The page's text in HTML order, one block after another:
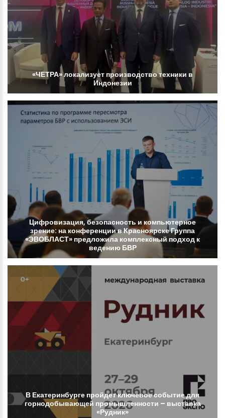
«ЧЕТРА»локализует производствотехники в
Индонезии
Цифровизация, безопасность и компьютерное
зрение: на конференциивКрасноярскеГруппа
«ЭВОБЛАСТ» предложила комплексный подход к
ведению БВР
В Екатеринбурге пройдетключевоесобытиедля
горнодобывающей промышленности – выставка
«Рудник»